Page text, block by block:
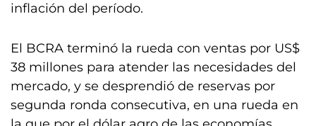
inflación del período.
El BCRA terminó la rueda con ventas por US$
38 millones para atender las necesidades del
mercado, y se desprendió de reservas por
segunda ronda consecutiva, en una rueda en